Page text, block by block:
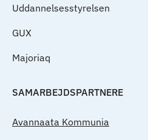
Uddannelsesstyrelsen
GUX
Majoriaq
SAMARBEJDSPARTNERE
Avannaata Kommunia